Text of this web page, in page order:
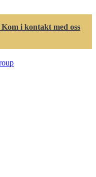
Kom i kontakt med oss